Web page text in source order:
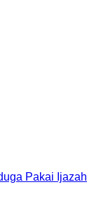
Pakai Ijazah